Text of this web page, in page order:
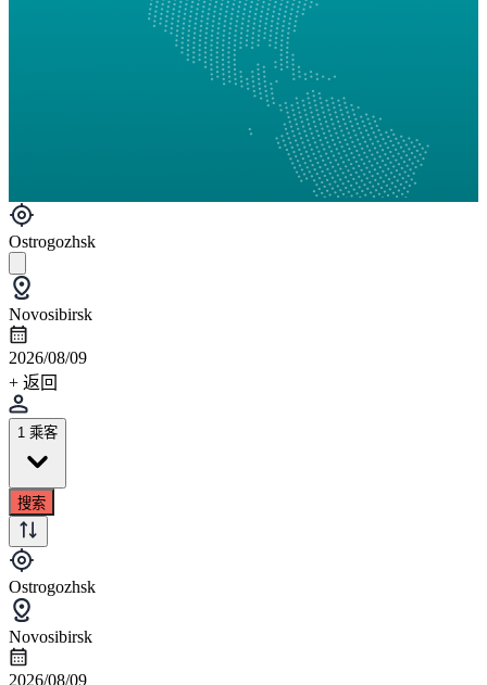
Ostrogozhsk
Novosibirsk
2026/08/09
+ 返回
1 乘客
搜索
Ostrogozhsk
Novosibirsk
2026/08/09